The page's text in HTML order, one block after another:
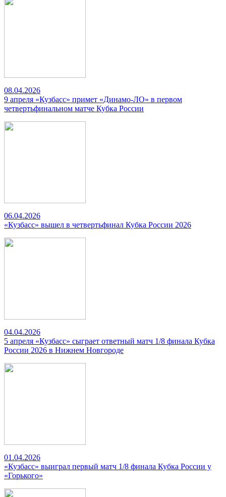
08.04.2026
9 апреля «Кузбасс» примет «Динамо-ЛО» в первом
четвертьфинальном матче Кубка России
06.04.2026
«Кузбасс» вышел в четвертьфинал Кубка России 2026
04.04.2026
5 апреля «Кузбасс» сыграет ответный матч 1/8 финала Кубка
России 2026 в Нижнем Новгороде
01.04.2026
«Кузбасс» выиграл первый матч 1/8 финала Кубка России у
«Горького»